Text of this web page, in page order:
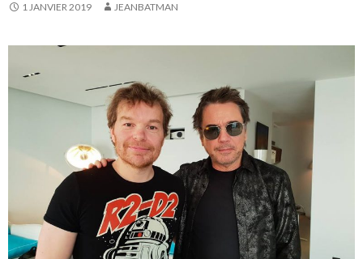
1 JANVIER 2019 JEANBATMAN